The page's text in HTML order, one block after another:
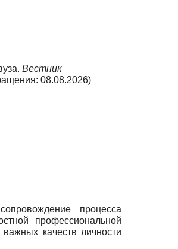
Вестник
08.08.2026)
процесса
профессиональной
качеств личности